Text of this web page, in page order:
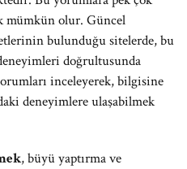
mümkün olur. Güncel
bulunduğu sitelerde, bu
doğrultusunda
inceleyerek, bilgisine
deneyimlere ulaşabilmek
, büyü yaptırma ve